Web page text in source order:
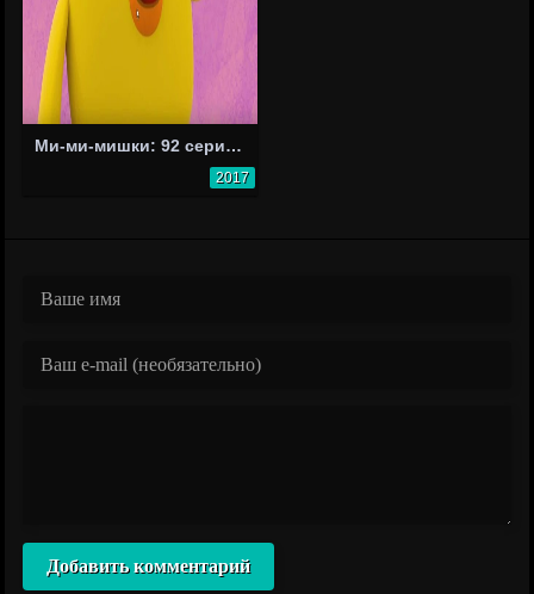
Ми-ми-мишки: 92 серия - Дрессировщик
2017
Добавить комментарий